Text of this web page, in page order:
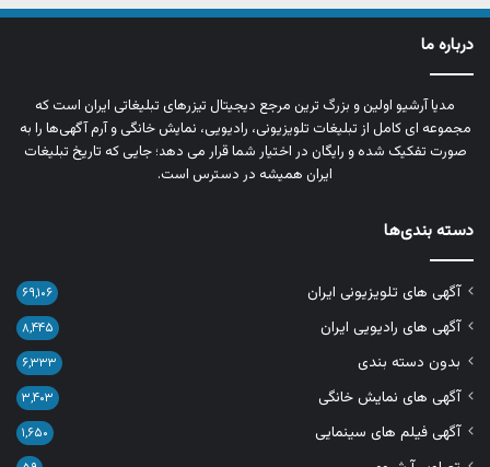
درباره ما
مدیا آرشیو اولین و بزرگ‌ ترین مرجع دیجیتال تیزرهای تبلیغاتی ایران است که
مجموعه‌ ای کامل از تبلیغات تلویزیونی، رادیویی، نمایش خانگی و آرم‌ آگهی‌ها را به‌
صورت تفکیک‌ شده و رایگان در اختیار شما قرار می‌ دهد؛ جایی که تاریخ تبلیغات
ایران همیشه در دسترس است.
دسته بندی‌ها
آگهی های تلویزیونی ایران ۶۹,۱۰۶
آگهی های رادیویی ایران ۸,۴۴۵
بدون دسته بندی ۶,۳۳۳
آگهی های نمایش خانگی ۳,۴۰۳
آگهی فیلم های سینمایی ۱,۶۵۰